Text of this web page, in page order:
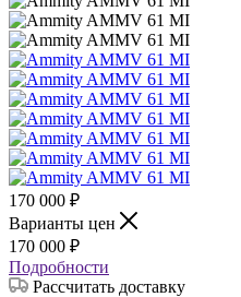
170 000 ₽
Варианты цен
170 000 ₽
Подробности
Рассчитать доставку